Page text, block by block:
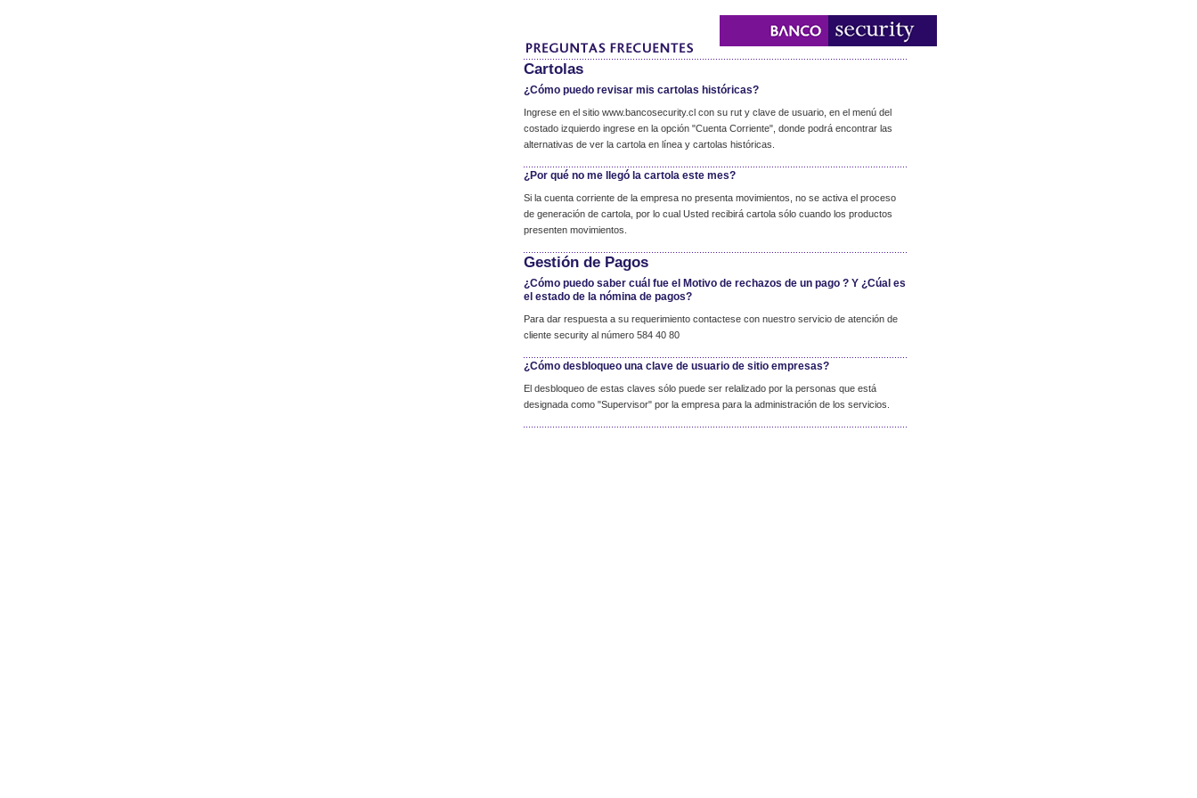
Cartolas
¿Cómo puedo revisar mis cartolas históricas?
Ingrese en el sitio www.bancosecurity.cl con su rut y clave de usuario, en el menú del
costado izquierdo ingrese en la opción "Cuenta Corriente", donde podrá encontrar las
alternativas de ver la cartola en línea y cartolas históricas.
¿Por qué no me llegó la cartola este mes?
Si la cuenta corriente de la empresa no presenta movimientos, no se activa el proceso
de generación de cartola, por lo cual Usted recibirá cartola sólo cuando los productos
presenten movimientos.
Gestión de Pagos
¿Cómo puedo saber cuál fue el Motivo de rechazos de un pago ? Y ¿Cúal es
el estado de la nómina de pagos?
Para dar respuesta a su requerimiento contactese con nuestro servicio de atención de
cliente security al número 584 40 80
¿Cómo desbloqueo una clave de usuario de sitio empresas?
El desbloqueo de estas claves sólo puede ser relalizado por la personas que está
designada como "Supervisor" por la empresa para la administración de los servicios.